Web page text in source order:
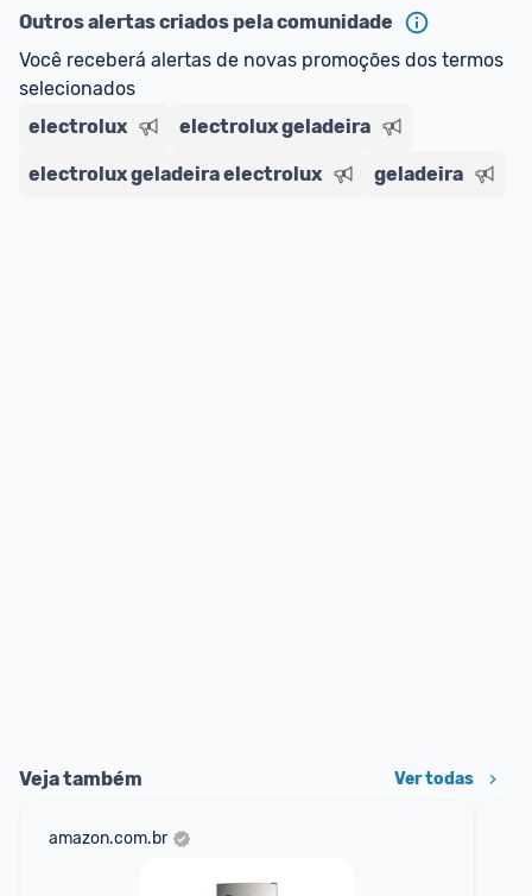
Outros alertas criados pela comunidade
Você receberá alertas de novas promoções dos termos
selecionados
electrolux
electrolux geladeira
electrolux geladeira electrolux geladeira
Veja também Ver todas
amazon.com.br